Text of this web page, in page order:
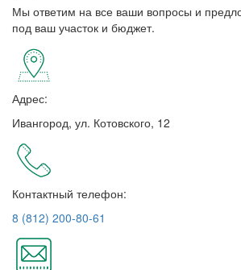
Мы ответим на все ваши вопросы и
под ваш участок и бюджет.
Адрес:
Ивангород, ул. Котовского, 12
Контактный телефон:
8 (812) 200-80-61